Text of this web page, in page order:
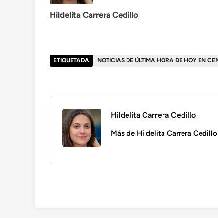
Hildelita Carrera Cedillo
ETIQUETADA NOTICIAS DE ÚLTIMA HORA DE HOY EN
Hildelita Carrera Cedillo
Más de Hildelita Carrera Cedillo